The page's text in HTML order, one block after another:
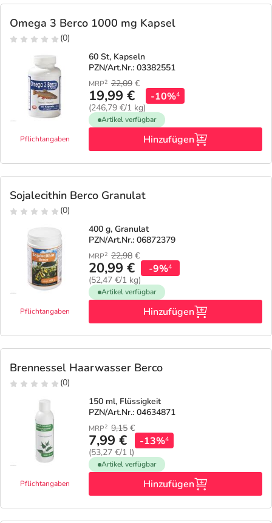
Omega 3 Berco 1000 mg Kapsel
(0)
Pflichtangaben
60 St, Kapseln
PZN/Art.Nr.: 03382551
MRP2 22,09 €
19,99 €
(246,79 €/1 kg)
-10%4
Artikel verfügbar
Hinzufügen
Sojalecithin Berco Granulat
(0)
Pflichtangaben
400 g, Granulat
PZN/Art.Nr.: 06872379
MRP2 22,98 €
20,99 €
(52,47 €/1 kg)
-9%4
Artikel verfügbar
Hinzufügen
Brennessel Haarwasser Berco
(0)
Pflichtangaben
150 ml, Flüssigkeit
PZN/Art.Nr.: 04634871
MRP2 9,15 €
7,99 €
(53,27 €/1 l)
-13%4
Artikel verfügbar
Hinzufügen